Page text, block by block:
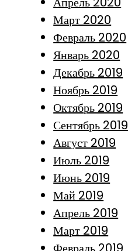
Март 2020
Февраль 2020
Январь 2020
Декабрь 2019
Ноябрь 2019
Октябрь 2019
Сентябрь 2019
Август 2019
Июль 2019
Июнь 2019
Май 2019
Апрель 2019
Март 2019